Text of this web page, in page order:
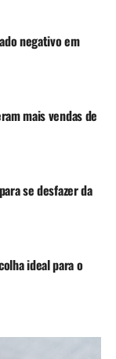
negativo em
mais vendas de
se desfazer da
ideal para o